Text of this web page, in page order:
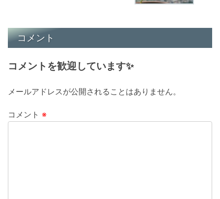
コメント
コメントを歓迎しています✨
メールアドレスが公開されることはありません。
コメント ※